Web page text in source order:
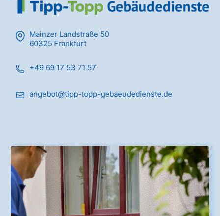
Mainzer Landstraße 50
60325 Frankfurt
+49 69 17 53 71 57
angebot@tipp-topp-gebaeudedienste.de